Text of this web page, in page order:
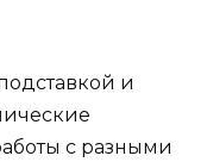
и
с разными